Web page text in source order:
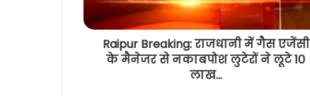
Raipur Breaking: राजधानी में गैस एजेंसी
के मैनेजर से नकाबपोश लुटेरों ने लूटे 10
लाख...